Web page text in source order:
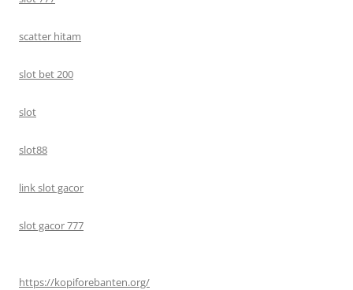
scatter hitam
slot bet 200
slot
slot88
link slot gacor
slot gacor 777
https://kopiforebanten.org/